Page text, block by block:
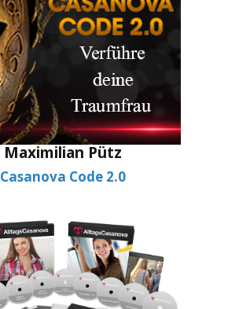
Maximilian Pütz
Casanova Code 2.0